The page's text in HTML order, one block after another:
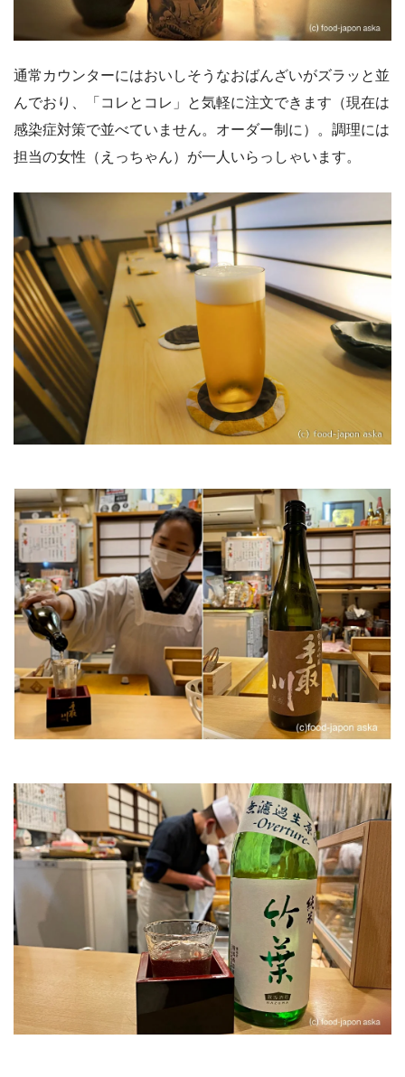
通常カウンターにはおいしそうなおばんざいがズラッと並
んでおり、「コレとコレ」と気軽に注文できます（現在は
感染症対策で並べていません。オーダー制に）。調理には
担当の女性（えっちゃん）が一人いらっしゃいます。